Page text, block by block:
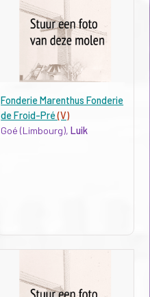
Fonderie Marenthus Fonderie
de Froid-Pré(V)
Goé (Limbourg),Luik